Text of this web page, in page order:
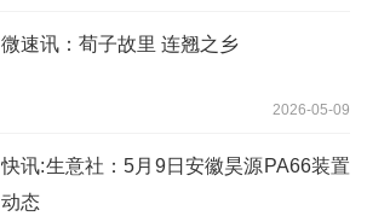
微速讯：荀子故里 连翘之乡
2026-05-09
快讯:生意社：5月9日安徽昊源PA66装置
动态